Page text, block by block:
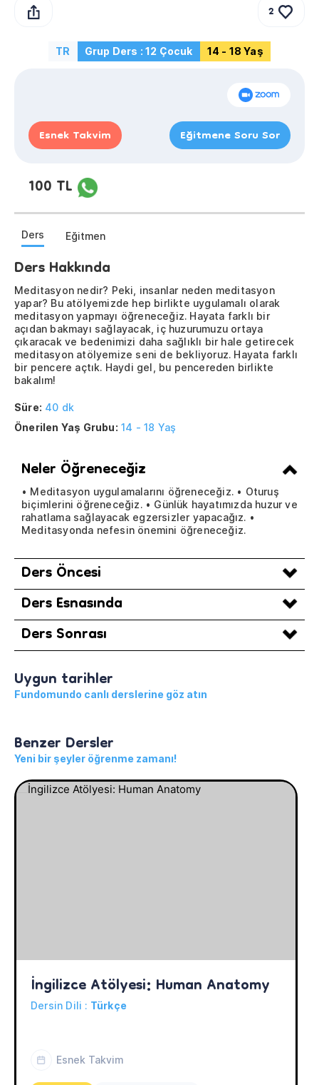
2
TR Grup Ders : 12 Çocuk 14 - 18 Yaş
Esnek Takvim Eğitmene Soru Sor
100 TL
Ders Eğitmen
Ders Hakkında
Meditasyon nedir? Peki, insanlar neden meditasyon
yapar? Bu atölyemizde hep birlikte uygulamalı olarak
meditasyon yapmayı öğreneceğiz. Hayata farklı bir
açıdan bakmayı sağlayacak, iç huzurumuzu ortaya
çıkaracak ve bedenimizi daha sağlıklı bir hale getirecek
meditasyon atölyemize seni de bekliyoruz. Hayata farklı
bir pencere açtık. Haydi gel, bu pencereden birlikte
bakalım!
Süre: 40 dk
Önerilen Yaş Grubu: 14 - 18 Yaş
Neler Öğreneceğiz
• Meditasyon uygulamalarını öğreneceğiz. • Oturuş
biçimlerini öğreneceğiz. • Günlük hayatımızda huzur ve
rahatlama sağlayacak egzersizler yapacağız. •
Meditasyonda nefesin önemini öğreneceğiz.
Ders Öncesi
Ders Esnasında
Ders Sonrası
Uygun tarihler
Fundomundo canlı derslerine göz atın
Benzer Dersler
Yeni bir şeyler öğrenme zamanı!
İngilizce Atölyesi: Human Anatomy
Dersin Dili : Türkçe
Esnek Takvim